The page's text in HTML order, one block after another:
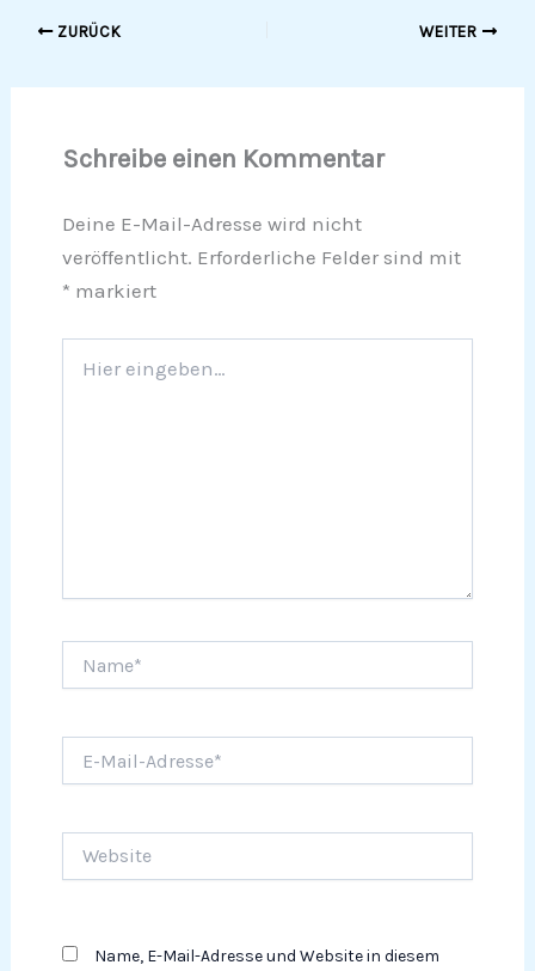
ZURÜCK WEITER
Schreibe einen Kommentar
Deine E-Mail-Adresse wird nicht
veröffentlicht. Erforderliche Felder sind mit
* markiert
eingeben…
Mail-
Name, E-Mail-Adresse und Website in diesem